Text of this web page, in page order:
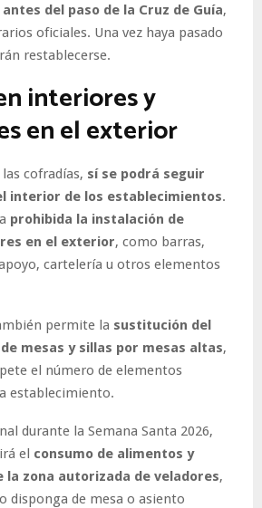
del paso de la Cruz de Guía,
oficiales. Una vez haya pasado
restablecerse.
interiores y
en el exterior
cofradías, sí se podrá seguir
interior de los establecimientos.
prohibida la instalación de
en el exterior, como barras,
cartelería u otros elementos
permite la sustitución del
mesas y sillas por mesas altas,
el número de elementos
establecimiento.
durante la Semana Santa 2026,
el consumo de alimentos y
la zona autorizada de veladores,
disponga de mesa o asiento